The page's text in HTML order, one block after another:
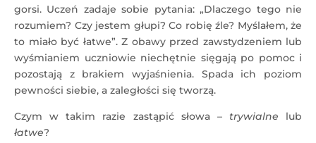
gorsi. Uczeń zadaje sobie pytania: „Dlaczego tego nie
rozumiem? Czy jestem głupi? Co robię źle? Myślałem, że
to miało być łatwe”. Z obawy przed zawstydzeniem lub
wyśmianiem uczniowie niechętnie sięgają po pomoc i
pozostają z brakiem wyjaśnienia. Spada ich poziom
pewności siebie, a zaległości się tworzą.
Czym w takim razie zastąpić słowa – trywialne lub
łatwe?